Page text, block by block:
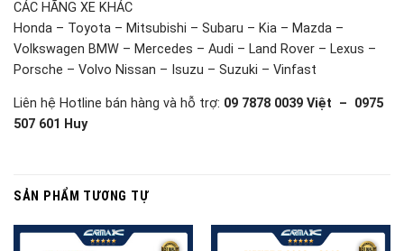
CÁC HÃNG XE KHÁC
Honda – Toyota – Mitsubishi – Subaru – Kia – Mazda –
Volkswagen BMW – Mercedes – Audi – Land Rover – Lexus –
Porsche – Volvo Nissan – Isuzu – Suzuki – Vinfast
Liên hệ Hotline bán hàng và hỗ trợ: 09 7878 0039 Việt – 0975
507 601 Huy
SẢN PHẨM TƯƠNG TỰ